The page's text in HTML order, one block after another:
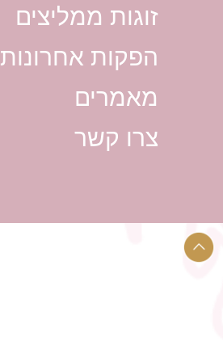
זוגות ממליצים
הפקות אחרונות
מאמרים
צרו קשר